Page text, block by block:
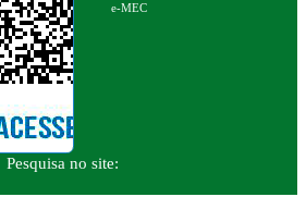
e-MEC
Pesquisa no site: